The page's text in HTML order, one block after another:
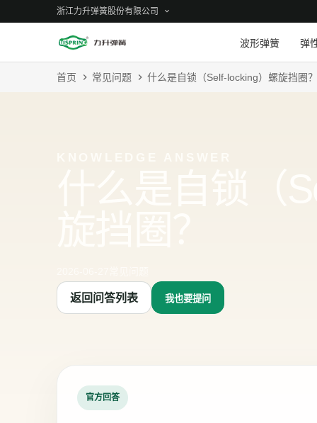
浙江力升弹簧股份有限公司
波形弹簧 弹
首页 常见问题 什么是自锁（Self-locking）螺旋挡圈？
返回问答列表 我也要提问
官方回答